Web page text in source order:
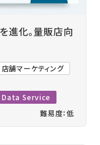
進化。量販店向
店舗マーケティング
Service
難易度：低